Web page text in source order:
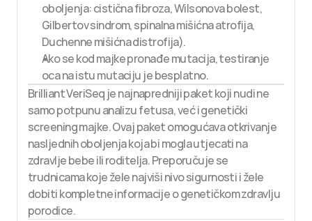
oboljenja: cistična fibroza, Wilsonova bolest,
Gilbertov sindrom, spinalna mišićna atrofija,
Duchenne mišićna distrofija).
Ako se kod majke pronađe mutacija, testiranje
oca na istu mutaciju je besplatno.
Brilliant VeriSeq je najnapredniji paket koji nudi ne
samo potpunu analizu fetusa, već i genetički
screening majke. Ovaj paket omogućava otkrivanje
nasljednih oboljenja koja bi mogla utjecati na
zdravlje bebe ili roditelja. Preporučuje se
trudnicama koje žele najviši nivo sigurnosti i žele
dobiti kompletne informacije o genetičkom zdravlju
porodice.